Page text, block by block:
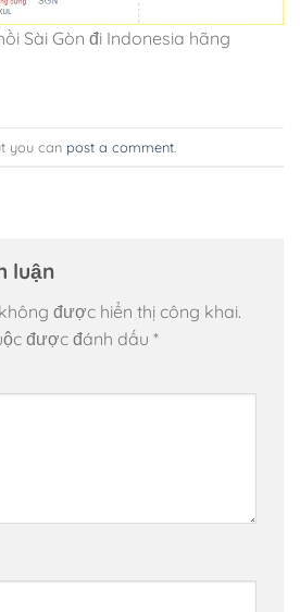
Sài Gòn đi Indonesia hãng
you can post a comment
luận
được hiển thị công khai.
được đánh dấu *